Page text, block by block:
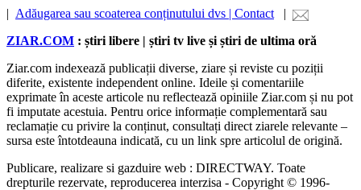
| Adăugarea sau scoaterea conținutului dvs | Contact |
ZIAR.COM : știri libere | știri tv live și știri de ultima oră
Ziar.com indexează publicații diverse, ziare și reviste cu poziții
diferite, existente independent online. Ideile și comentariile
exprimate în aceste articole nu reflectează opiniile Ziar.com și nu pot
fi imputate acestuia. Pentru orice informație complementară sau
reclamație cu privire la conținut, consultați direct ziarele relevante –
sursa este întotdeauna indicată, cu un link spre articolul de origină.
Publicare, realizare si gazduire web : DIRECTWAY. Toate
drepturile rezervate, reproducerea interzisa - Copyright © 1996-